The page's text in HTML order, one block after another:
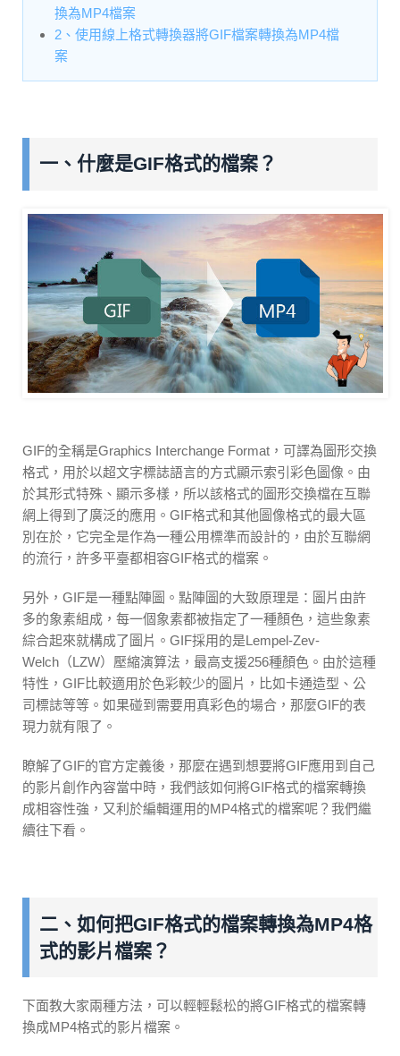
換為MP4檔案
2、使用線上格式轉換器將GIF檔案轉換為MP4檔
案
一、什麼是GIF格式的檔案？
GIF的全稱是Graphics Interchange Format，可譯為圖形交換
格式，用於以超文字標誌語言的方式顯示索引彩色圖像。由
於其形式特殊、顯示多樣，所以該格式的圖形交換檔在互聯
網上得到了廣泛的應用。GIF格式和其他圖像格式的最大區
別在於，它完全是作為一種公用標準而設計的，由於互聯網
的流行，許多平臺都相容GIF格式的檔案。
另外，GIF是一種點陣圖。點陣圖的大致原理是：圖片由許
多的象素組成，每一個象素都被指定了一種顏色，這些象素
綜合起來就構成了圖片。GIF採用的是Lempel-Zev-
Welch（LZW）壓縮演算法，最高支援256種顏色。由於這種
特性，GIF比較適用於色彩較少的圖片，比如卡通造型、公
司標誌等等。如果碰到需要用真彩色的場合，那麼GIF的表
現力就有限了。
瞭解了GIF的官方定義後，那麼在遇到想要將GIF應用到自己
的影片創作內容當中時，我們該如何將GIF格式的檔案轉換
成相容性強，又利於編輯運用的MP4格式的檔案呢？我們繼
續往下看。
二、如何把GIF格式的檔案轉換為MP4格
式的影片檔案？
下面教大家兩種方法，可以輕輕鬆松的將GIF格式的檔案轉
換成MP4格式的影片檔案。